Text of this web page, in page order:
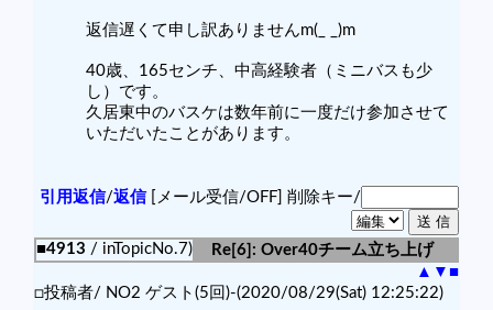
返信遅くて申し訳ありませんm(_ _)m
40歳、165センチ、中高経験者（ミニバスも少
し）です。
久居東中のバスケは数年前に一度だけ参加させて
いただいたことがあります。
引用返信/返信[メール受信/OFF] 削除キー/
■4913 / inTopicNo.7)
Re[6]: Over40チーム立ち上げ
▲ ▼ ■
□投稿者/ NO2 ゲスト(5回)-(2020/08/29(Sat) 12:25:22)